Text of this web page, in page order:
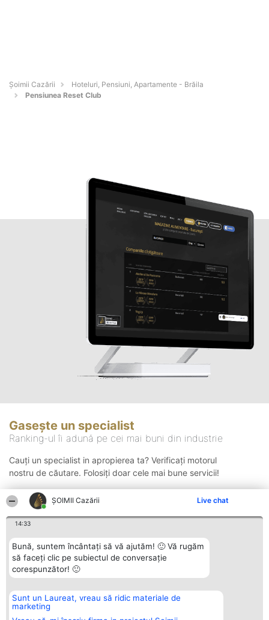
ȘOIMII Cazării Live chat
14:33
Bună, suntem încântați să vă ajutăm! 🙂 Vă rugăm
să faceți clic pe subiectul de conversație
corespunzător! 🙂
Sunt un Laureat, vreau să ridic materiale de
marketing
Șoimii Cazării
Hoteluri, Pensiuni, Apartamente - Brăila
Pensiunea Reset Club
Gasește un specialist
Ranking-ul îi adună pe cei mai buni din industrie
Cauți un specialist in apropierea ta? Verificați motorul
nostru de căutare. Folosiți doar cele mai bune servicii!
Organizator Ranking
BRIGHT SOLUTIONS BR SRL
Aleea Timisul De Sus 2 Bl. A30
Plebiscyt
Lista Tuturor
Contact